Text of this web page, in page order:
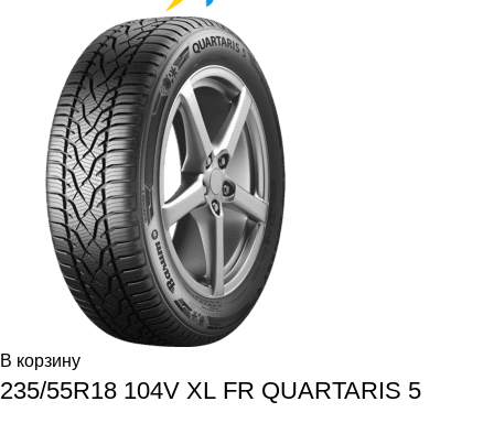
В корзину
235/55R18 104V XL FR QUARTARIS 5